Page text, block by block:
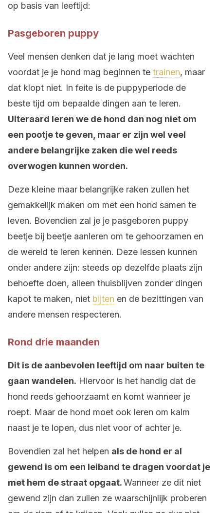
op basis van leeftijd:
Pasgeboren puppy
Veel mensen denken dat je lang moet wachten
voordat je je hond mag beginnen te trainen, maar
dat klopt niet. In feite is de puppyperiode de
beste tijd om bepaalde dingen aan te leren.
Uiteraard leren we de hond dan nog niet om
een pootje te geven, maar er zijn wel veel
andere belangrijke zaken die wel reeds
overwogen kunnen worden.
Deze kleine maar belangrijke raken zullen het
gemakkelijk maken om met een hond samen te
leven. Bovendien zal je je pasgeboren puppy
beetje bij beetje aanleren om te gehoorzamen en
de wereld te leren kennen. Deze lessen kunnen
onder andere zijn: steeds op dezelfde plaats zijn
behoefte doen, alleen thuisblijven zonder dingen
kapot te maken, niet bijten en de bezittingen van
andere mensen respecteren.
Rond drie maanden
Dit is de aanbevolen leeftijd om naar buiten te
gaan wandelen. Hiervoor is het handig dat de
hond reeds gehoorzaamt en komt wanneer je
roept. Maar de hond moet ook leren om kalm
naast je te lopen, dus niet voor of achter je.
Bovendien zal het helpen als de hond er al
gewend is om een leiband te dragen voordat je
met hem de straat opgaat.Wanneer ze dit niet
gewend zijn dan zullen ze waarschijnlijk proberen